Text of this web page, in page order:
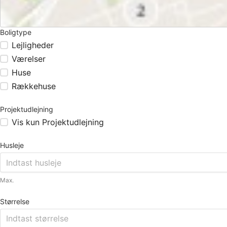
Boligtype
Lejligheder
Værelser
Huse
Rækkehuse
Projektudlejning
Vis kun Projektudlejning
Husleje
Max.
Størrelse